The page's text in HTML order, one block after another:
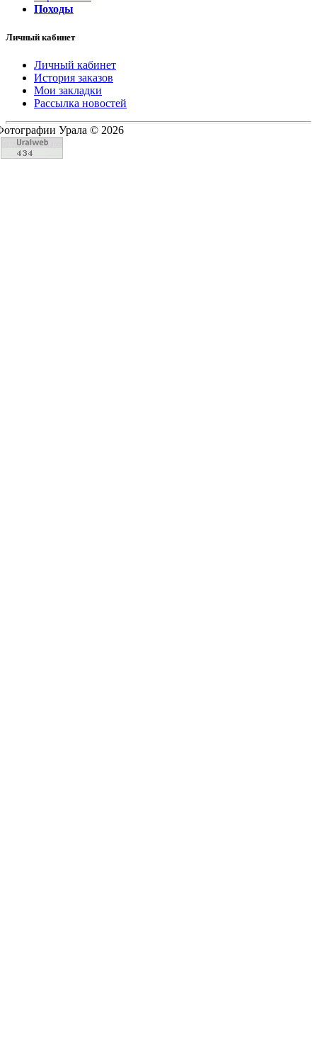
Походы
Личный кабинет
Личный кабинет
История заказов
Мои закладки
Рассылка новостей
Урала © 2026